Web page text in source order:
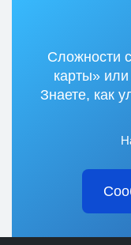
Сложности
карты»
Знаете, как